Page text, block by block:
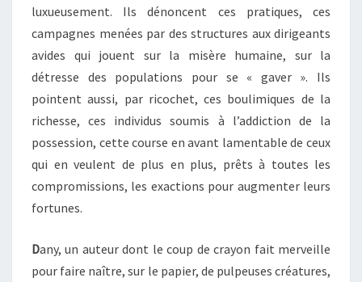
luxueusement. Ils dénoncent ces pratiques, ces
campagnes menées par des structures aux dirigeants
avides qui jouent sur la misère humaine, sur la
détresse des populations pour se « gaver ». Ils
pointent aussi, par ricochet, ces boulimiques de la
richesse, ces individus soumis à l’addiction de la
possession, cette course en avant lamentable de ceux
qui en veulent de plus en plus, prêts à toutes les
compromissions, les exactions pour augmenter leurs
fortunes.
Dany, un auteur dont le coup de crayon fait merveille
pour faire naître, sur le papier, de pulpeuses créatures,